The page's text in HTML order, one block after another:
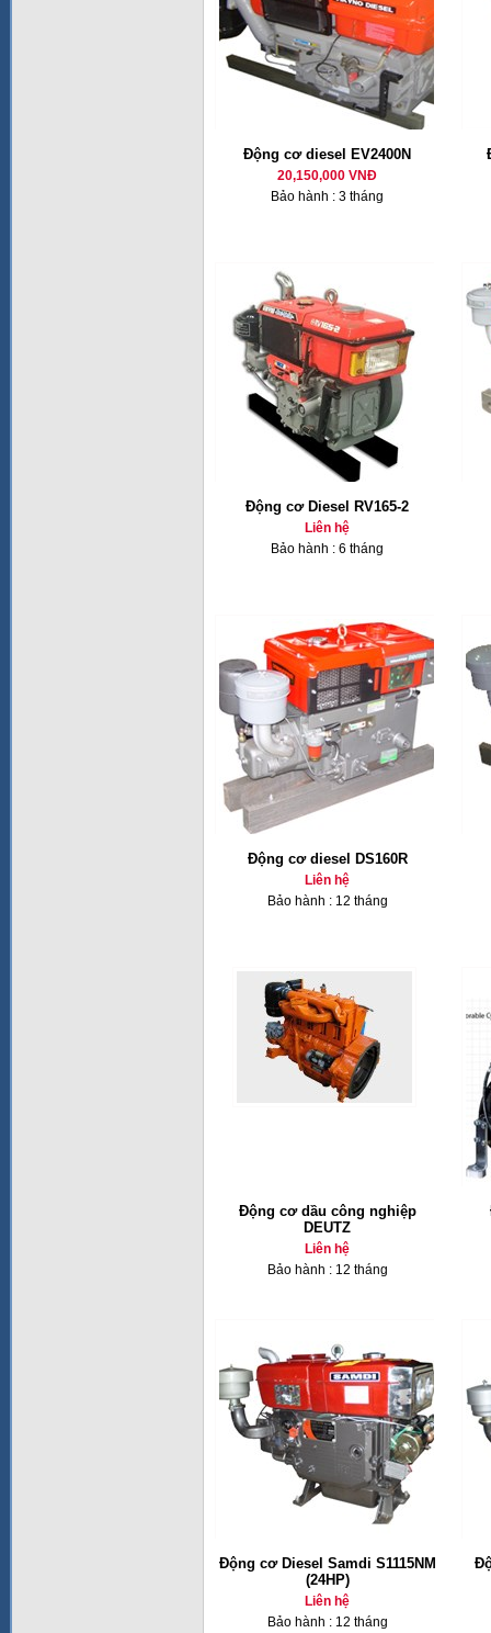
Động cơ diesel EV2400N
20,150,000 VNĐ
Bảo hành : 3 tháng
Động cơ Diesel RV165-2
Liên hệ
Bảo hành : 6 tháng
Động cơ diesel DS160R
Liên hệ
Bảo hành : 12 tháng
Động cơ dầu công nghiệp
DEUTZ
Liên hệ
Bảo hành : 12 tháng
Động cơ Diesel Samdi S1115NM
(24HP)
Liên hệ
Bảo hành : 12 tháng